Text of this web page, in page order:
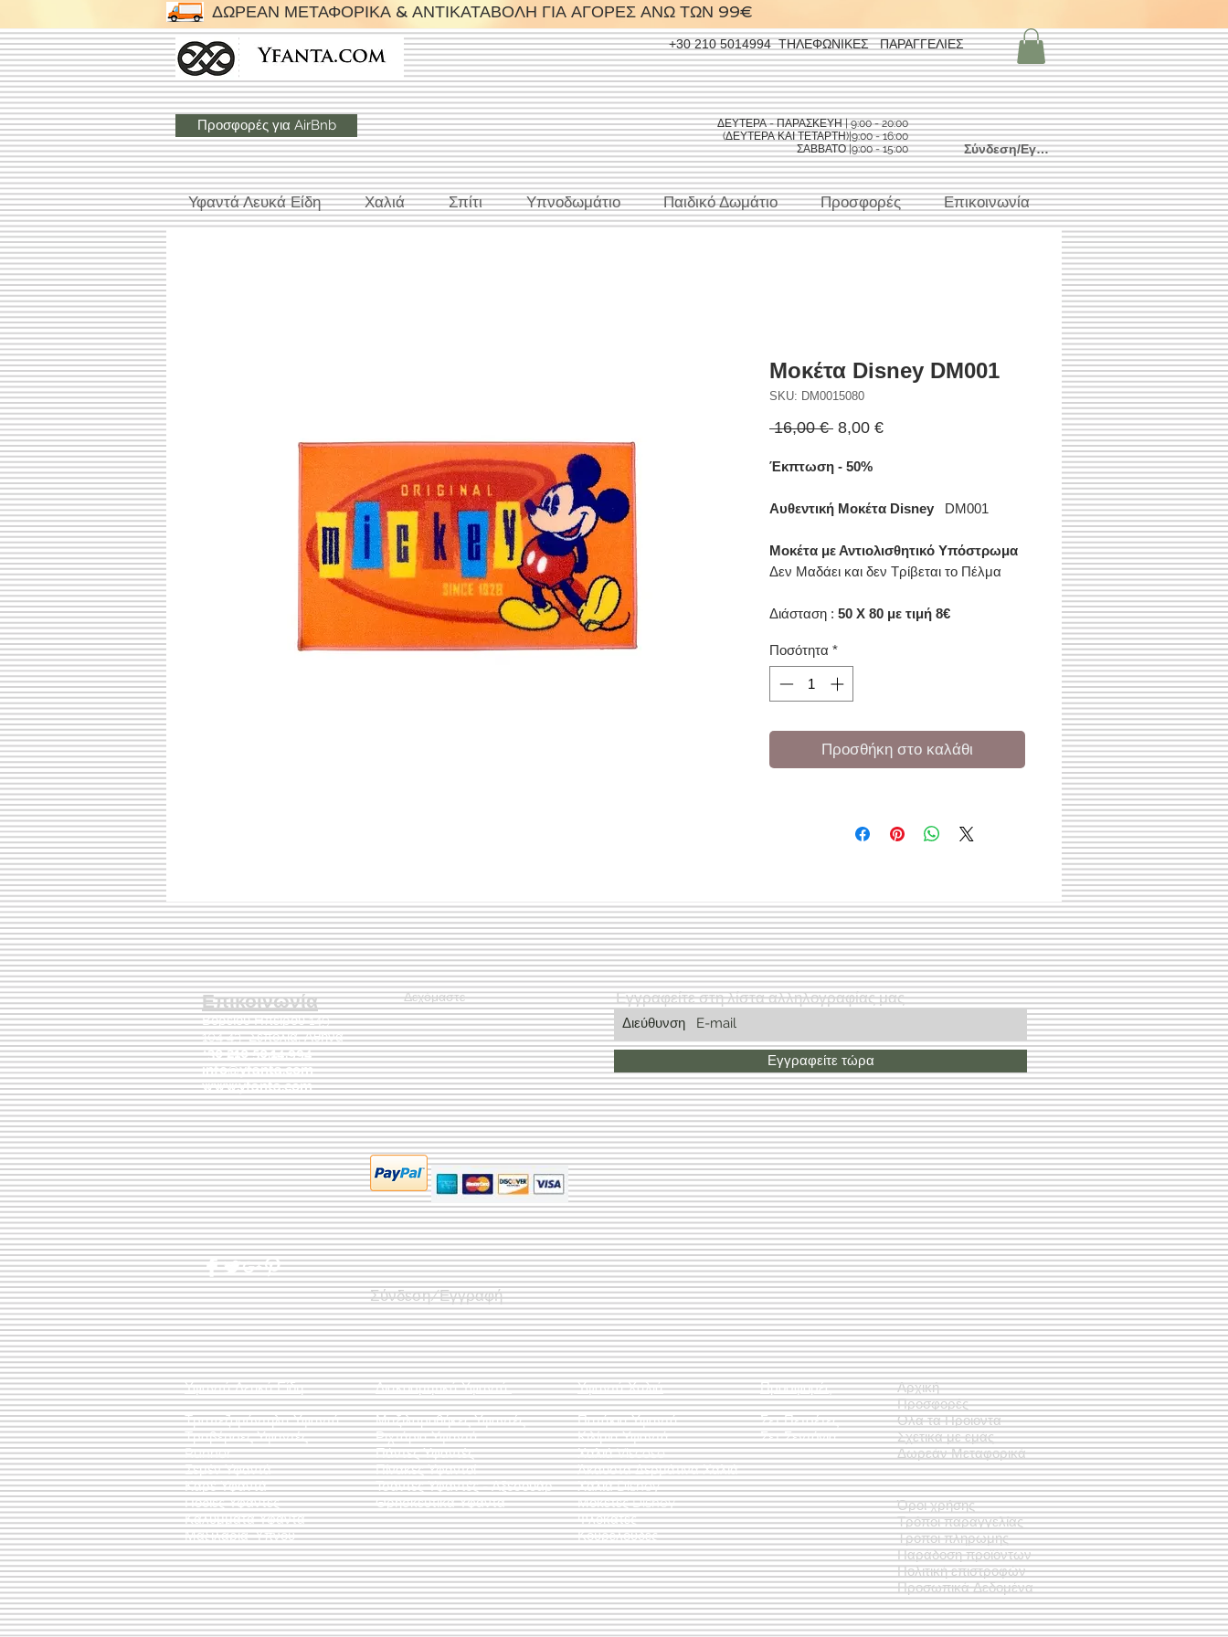
ΔΩΡΕΑΝ ΜΕΤΑΦΟΡΙΚΑ & ΑΝΤΙΚΑΤΑΒΟΛΗ ΓΙΑ ΑΓΟΡΕΣ ΑΝΩ ΤΩΝ 99€
+30 210 5014994 ΤΗΛΕΦΩΝΙΚΕΣ ΠΑΡΑΓΓΕΛΙΕΣ
Προσφορές για AirBnb
ΔΕΥΤΕΡΑ - ΠΑΡΑΣΚΕΥΗ | 9:00 - 20:00
(ΔΕΥΤΕΡΑ ΚΑΙ ΤΕΤΑΡΤΗ)|9:00 - 16:00
ΣΑΒΒΑΤΟ |9:00 - 15:00
Σύνδεση/Εγγραφή
Υφαντά Λευκά Είδη Χαλιά Σπίτι Υπνοδωμάτιο Παιδικό Δωμάτιο Προσφορές Επικοινωνία
Μοκέτα Disney DM001
SKU: DM0015080
16,00 € Κανονική
8,00 €Τιμή
Έκπτωση - 50%
Αυθεντική Μοκέτα Disney DM001
Μοκέτα με Αντιολισθητικό Υπόστρωμα
Δεν Μαδάει και δεν Τρίβεται το Πέλμα
Διάσταση : 50 X 80 με τιμή 8€
Ποσότητα *
Προσθήκη στο καλάθι
Επικοινωνία
Βορείου Ηπείρου 149
104 43Σεπόλια,Αθήνα
+30 210 50.14.994
info@yfanta.com
www.yfanta.com
Δεχόμαστε Εγγραφείτε στη λίστα αλληλογραφίας μας
Εγγραφείτε τώρα
Σύνδεση/Εγγραφή
Όροι χρήσης
Τρόποι παραγγελίας
Τρόποι πληρωμής
Παράδοση προϊόντων
Πολιτική επιστροφών
Προσωπικά Δεδομένα
Διακοσμητικά Υφαντά
Μαξιλαροθήκες Υφαντές
Ριχτάρια Υφαντά
Πάντες Υφαντές
Πίνακες Υφαντοί
Τσάντες Υφαντές - Αξεσουάρ
Θρησκευτικά Υφαντά
Υφαντά Λευκά Είδη
Τραπεζομάντηλα Υφαντά
Τραβέρσες Υφαντές
Runner
Σεμέν Υφαντά
Καρέ Υφαντά
Ποδιές Υφαντές
Καλύμματα Υφαντά
Μαξιλάρια Ύπνου
Προσφορές
Σετ Πετσέτες
Σετ Σεντόνια
Αρχική
Προσφορές
Όλα τα Προϊόντα
Σχετικά με εμάς
Δωρεάν Μεταφορικά
Υφαντά Χαλιά
Πατάκια Υφαντά
Κιλίμια Υφαντά
Χαλιά Viscose
Άκαυστα Δερμάτινα Χαλιά
Χαλιά Disney
Μοκέτες Disney
Φλοκάτες
Κουρελούδες